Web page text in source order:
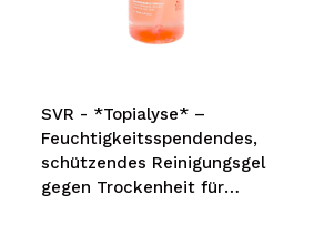
SVR - *Topialyse* –
Feuchtigkeitsspendendes,
schützendes Reinigungsgel
gegen Trockenheit für